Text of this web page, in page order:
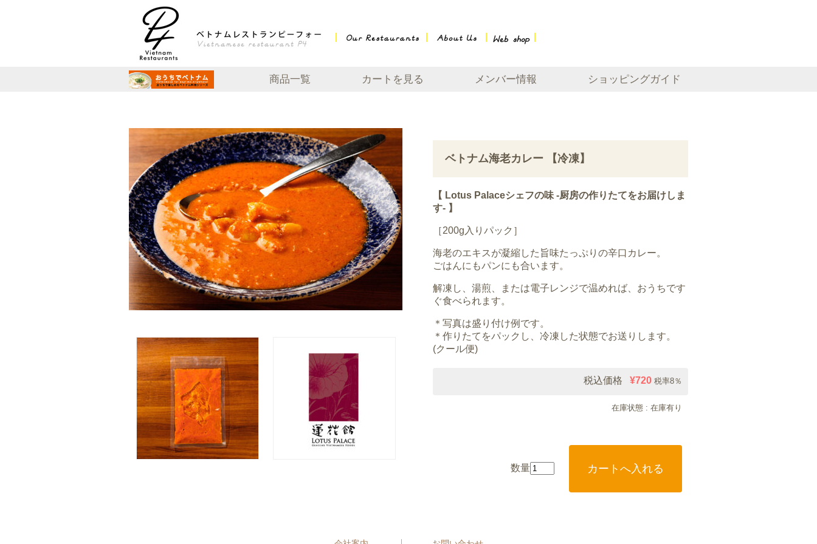
商品一覧 カートを見る メンバー情報 ショッピングガイド
ベトナム海老カレー 【冷凍】
【 Lotus Palaceシェフの味 -厨房の作りたてをお届けしま
す- 】
［200g入りパック］
海老のエキスが凝縮した旨味たっぷりの辛口カレー。
ごはんにもパンにも合います。
解凍し、湯煎、または電子レンジで温めれば、おうちです
ぐ食べられます。
＊写真は盛り付け例です。
＊作りたてをパックし、冷凍した状態でお送りします。
(クール便)
税込価格 ¥720 税率8％
在庫状態 : 在庫有り
数量